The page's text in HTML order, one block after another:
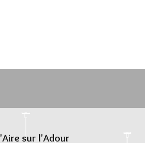
sur l'Adour